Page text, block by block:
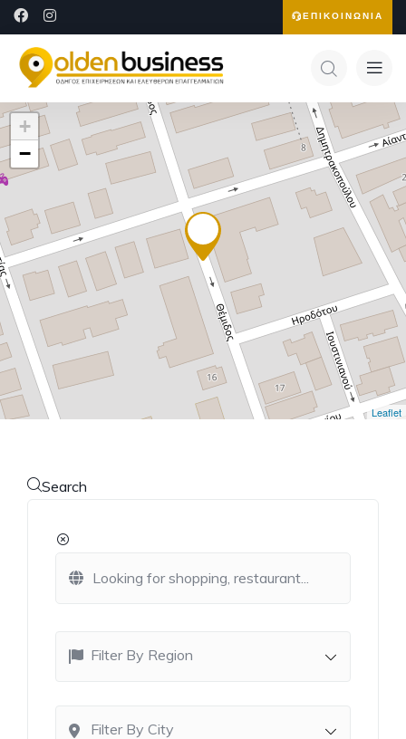
ΕΠΙΚΟΙΝΩΝΙΑ
+
−
Leaflet
Search
Filter By Region
Filter By City